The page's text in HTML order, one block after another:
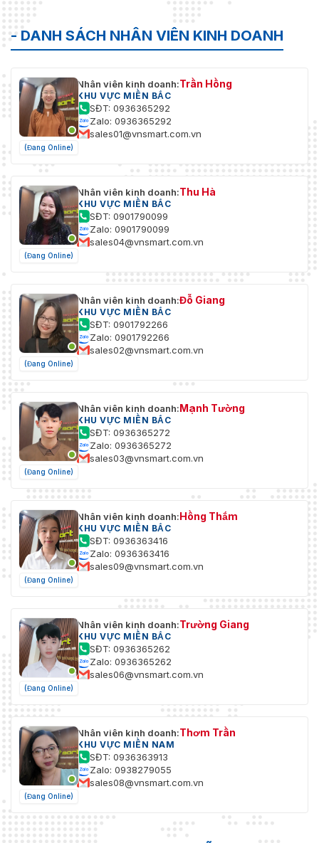
- DANH SÁCH NHÂN VIÊN KINH DOANH
(Đang Online)
Nhân viên kinh doanh:Trần Hồng
KHU VỰC MIỀN BẮC
SĐT: 0936365292
Zalo: 0936365292
sales01@vnsmart.com.vn
(Đang Online)
Nhân viên kinh doanh:Thu Hà
KHU VỰC MIỀN BẮC
SĐT: 0901790099
Zalo: 0901790099
sales04@vnsmart.com.vn
(Đang Online)
Nhân viên kinh doanh:Đỗ Giang
KHU VỰC MIỀN BẮC
SĐT: 0901792266
Zalo: 0901792266
sales02@vnsmart.com.vn
(Đang Online)
Nhân viên kinh doanh:Mạnh Tường
KHU VỰC MIỀN BẮC
SĐT: 0936365272
Zalo: 0936365272
sales03@vnsmart.com.vn
(Đang Online)
Nhân viên kinh doanh:Hồng Thắm
KHU VỰC MIỀN BẮC
SĐT: 0936363416
Zalo: 0936363416
sales09@vnsmart.com.vn
(Đang Online)
Nhân viên kinh doanh:Trường Giang
KHU VỰC MIỀN BẮC
SĐT: 0936365262
Zalo: 0936365262
sales06@vnsmart.com.vn
(Đang Online)
Nhân viên kinh doanh:Thơm Trần
KHU VỰC MIỀN NAM
SĐT: 0936363913
Zalo: 0938279055
sales08@vnsmart.com.vn